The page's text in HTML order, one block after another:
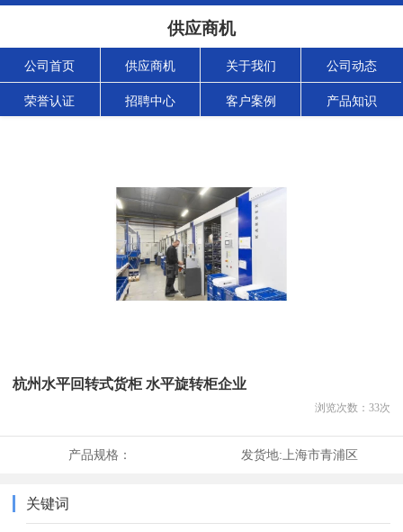
供应商机
公司首页 供应商机 关于我们 公司动态
荣誉认证 招聘中心 客户案例 产品知识
杭州水平回转式货柜 水平旋转柜企业
浏览次数： 33次
产品规格： 发货地: 上海市青浦区
关键词